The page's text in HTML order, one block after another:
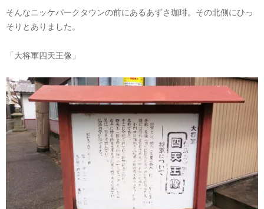
そんなニッケパークタウンの前にあるあずさ珈琲。その北側にひっ
そりとありました。
「大将軍四天王像」